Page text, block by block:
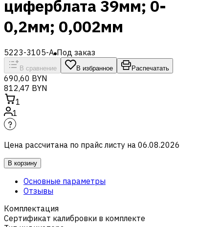
циферблата 39мм; 0-
0,2мм; 0,002мм
5223-3105-A Под заказ
В сравнение В избранное Распечатать
690,60 BYN
812,47 BYN
1
1
Цена рассчитана по прайс листу на 06.08.2026
В корзину
Основные параметры
Отзывы
Комплектация
Сертификат калибровки в комплекте